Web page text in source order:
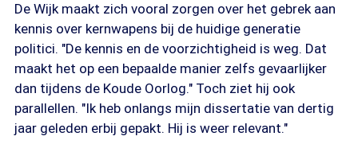
De Wijk maakt zich vooral zorgen over het gebrek aan
kennis over kernwapens bij de huidige generatie
politici. "De kennis en de voorzichtigheid is weg. Dat
maakt het op een bepaalde manier zelfs gevaarlijker
dan tijdens de Koude Oorlog." Toch ziet hij ook
parallellen. "Ik heb onlangs mijn dissertatie van dertig
jaar geleden erbij gepakt. Hij is weer relevant."